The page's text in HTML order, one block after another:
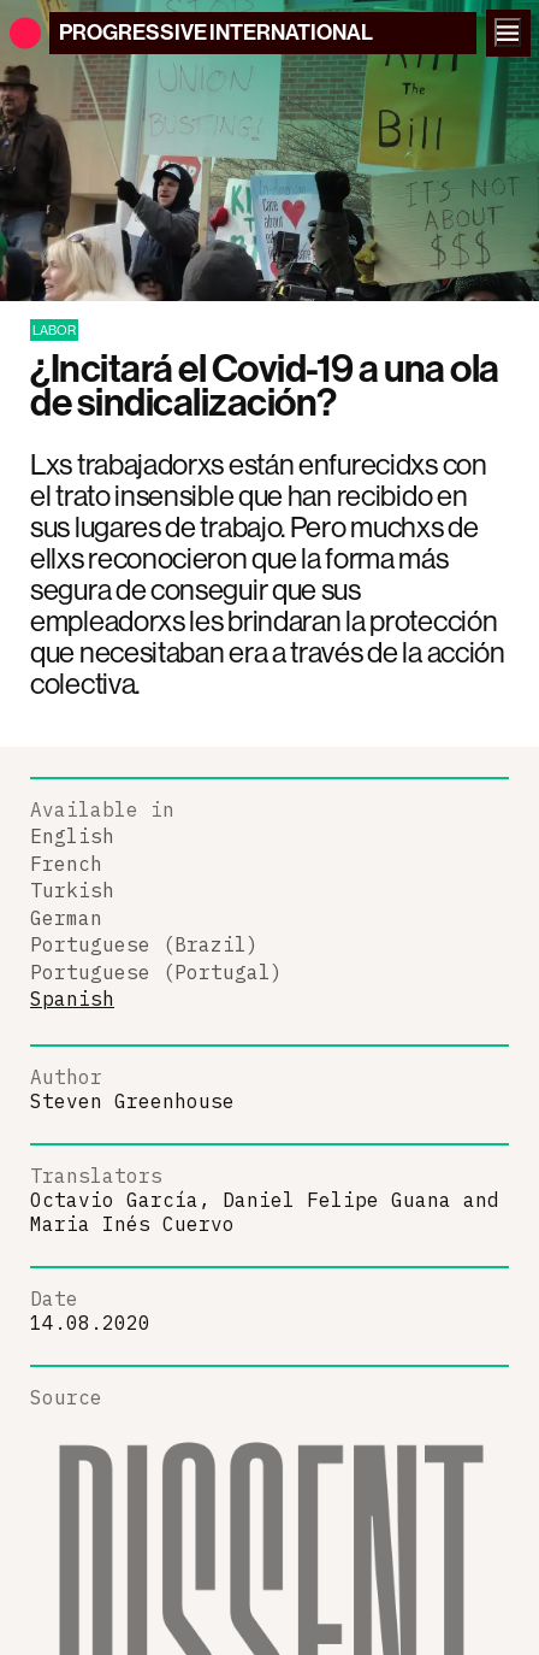
PROGRESSIVEINTERNATIONAL
LABOR
¿Incitará el Covid-19 a una ola
de sindicalización?
Lxs trabajadorxs están enfurecidxs con
el trato insensible que han recibido en
sus lugares de trabajo. Pero muchxs de
ellxs reconocieron que la forma más
segura de conseguir que sus
empleadorxs les brindaran la protección
que necesitaban era a través de la acción
colectiva.
Available in
English
French
Turkish
German
Portuguese (Brazil)
Portuguese (Portugal)
Spanish
Author
Steven Greenhouse
Translators
Octavio García, Daniel Felipe Guana and
Maria Inés Cuervo
Date
14.08.2020
Source